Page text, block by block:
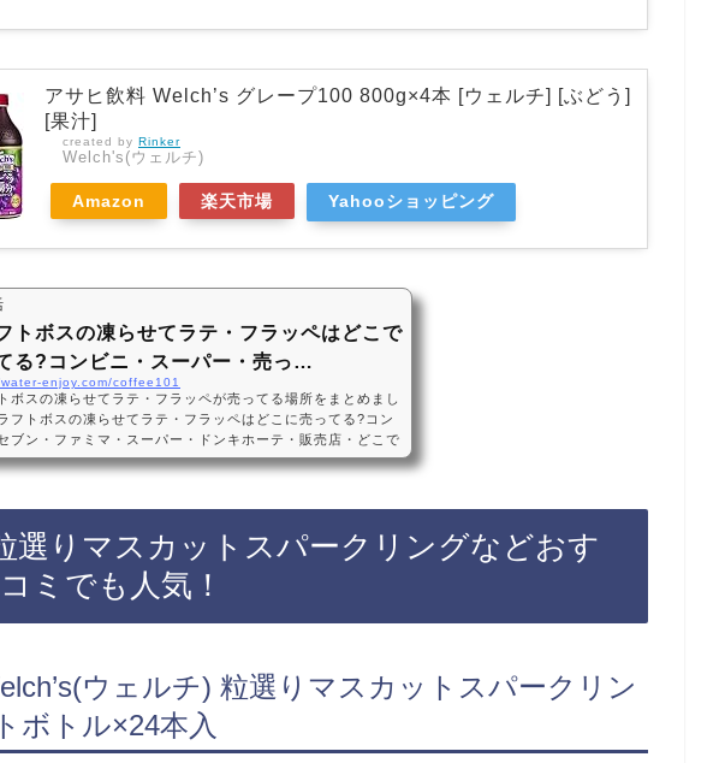
アサヒ飲料 Welch’s グレープ100 800g×4本 [ウェルチ] [ぶどう]
[果汁]
created by Rinker
Welch's(ウェルチ)
Amazon 楽天市場 Yahooショッピング
トボスの凍らせてラテ・フラッペはどこで
る?コンビニ・スーパー・売っ…
enjoy.com/coffee101
ボスの凍らせてラテ・フラッペが売ってる場所をまとめまし
フトボスの凍らせてラテ・フラッペはどこに売ってる?コン
ブン・ファミマ・スーパー・ドンキホーテ・販売店・どこで
・楽天・売ってない?発売日・2025年4月8日発売予
凍らせてラテ・フラッペが手軽に買えておすすめです！クラ
の…
選りマスカットスパークリングなどおす
ミでも人気！
ウェルチ) 粒選りマスカットスパークリン
ボトル×24本入